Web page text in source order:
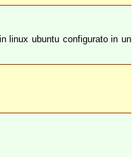
linux ubuntu configurato in un